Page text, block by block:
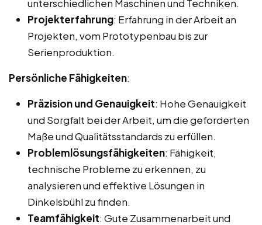
unterschiedlichen Maschinen und Techniken.
Projekterfahrung: Erfahrung in der Arbeit an
Projekten, vom Prototypenbau bis zur
Serienproduktion.
Persönliche Fähigkeiten:
Präzision und Genauigkeit: Hohe Genauigkeit
und Sorgfalt bei der Arbeit, um die geforderten
Maße und Qualitätsstandards zu erfüllen.
Problemlösungsfähigkeiten: Fähigkeit,
technische Probleme zu erkennen, zu
analysieren und effektive Lösungen in
Dinkelsbühl zu finden.
Teamfähigkeit: Gute Zusammenarbeit und